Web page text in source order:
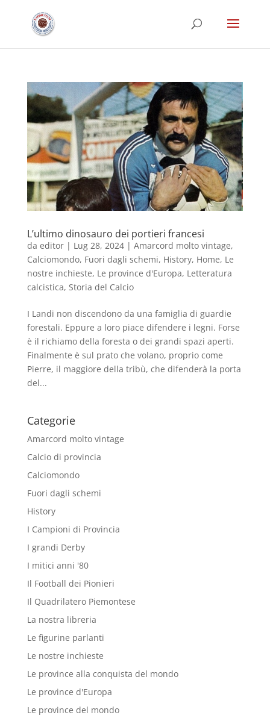
L’ultimo dinosauro dei portieri francesi
da editor| Lug 28, 2024| Amarcord molto vintage,
Calciomondo, Fuori dagli schemi, History, Home, Le
nostre inchieste, Le province d'Europa, Letteratura
calcistica, Storia del Calcio
I Landi non discendono da una famiglia di guardie
forestali. Eppure a loro piace difendere i legni. Forse
è il richiamo della foresta o dei grandi spazi aperti.
Finalmente è sul prato che volano, proprio come
Pierre, il maggiore della tribù, che difenderà la porta
del...
Categorie
Amarcord molto vintage
Calcio di provincia
Calciomondo
Fuori dagli schemi
History
I Campioni di Provincia
I grandi Derby
I mitici anni '80
Il Football dei Pionieri
Il Quadrilatero Piemontese
La nostra libreria
Le figurine parlanti
Le nostre inchieste
Le province alla conquista del mondo
Le province d'Europa
Le province del mondo